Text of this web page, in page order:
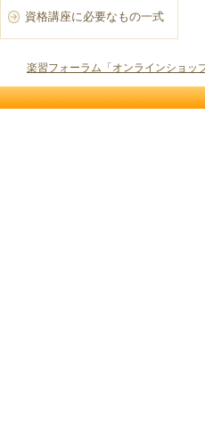
資格講座に必要なもの一式
楽習フォーラム「オンラインショッ